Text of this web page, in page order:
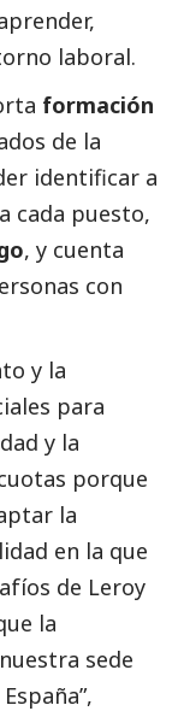
laboral.
formación
de la
identificar a
cada puesto,
, y cuenta
con
y la
para
y la
porque
la
en la que
de Leroy
la
sede